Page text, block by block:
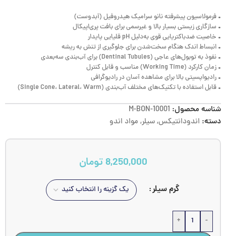
• فرمولاسیون پیشرفته نانو سرامیک هیدروفیل (آبدوست)
• سازگاری زیستی بسیار بالا و غیرسمی برای بافت پری‌اپیکال
• خاصیت ضدباکتریایی قوی به‌دلیل pH قلیایی پایدار
• انبساط اندک هنگام سخت‌شدن برای جلوگیری از تنش به ریشه
• نفوذ به توبول‌های عاجی (Dentinal Tubules) برای آب‌بندی سه‌بعدی
• زمان کارکرد (Working Time) مناسب و قابل کنترل
• رادیواپسیتی بالا برای مشاهده آسان در رادیوگرافی
• قابل استفاده با تکنیک‌های مختلف آب‌بندی (Single Cone، Lateral، Warm)
شناسه محصول: M-BON-10001
دسته: اندودانتیکس,سیلر, مواد اندو
8,250,000تومان
گرم سیلر
-
+